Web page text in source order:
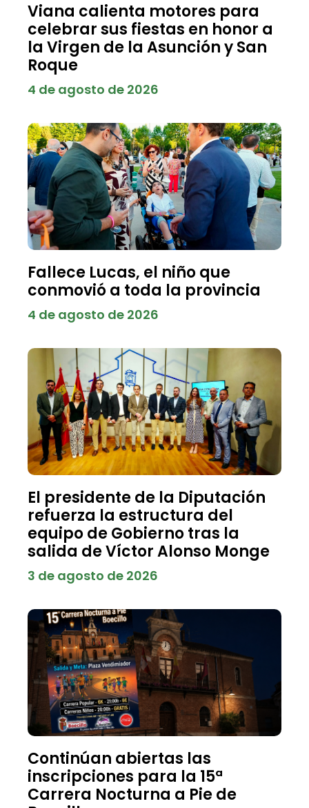
Viana calienta motores para
celebrar sus fiestas en honor a
la Virgen de la Asunción y San
Roque
4 de agosto de 2026
Fallece Lucas, el niño que
conmovió a toda la provincia
4 de agosto de 2026
El presidente de la Diputación
refuerza la estructura del
equipo de Gobierno tras la
salida de Víctor Alonso Monge
3 de agosto de 2026
Continúan abiertas las
inscripciones para la 15ª
Carrera Nocturna a Pie de